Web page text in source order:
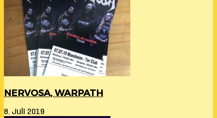
NERVOSA, WARPATH
8. Juli 2019